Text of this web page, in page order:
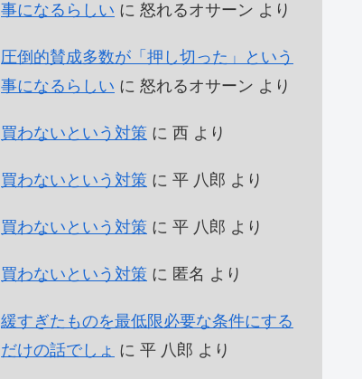
事になるらしい に 怒れるオサーン より
圧倒的賛成多数が「押し切った」という
事になるらしい に 怒れるオサーン より
買わないという対策 に 西 より
買わないという対策 に 平 八郎 より
買わないという対策 に 平 八郎 より
買わないという対策 に 匿名 より
緩すぎたものを最低限必要な条件にする
だけの話でしょ に 平 八郎 より